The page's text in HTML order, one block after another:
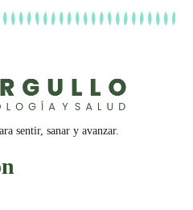
sentir, sanar y avanzar.